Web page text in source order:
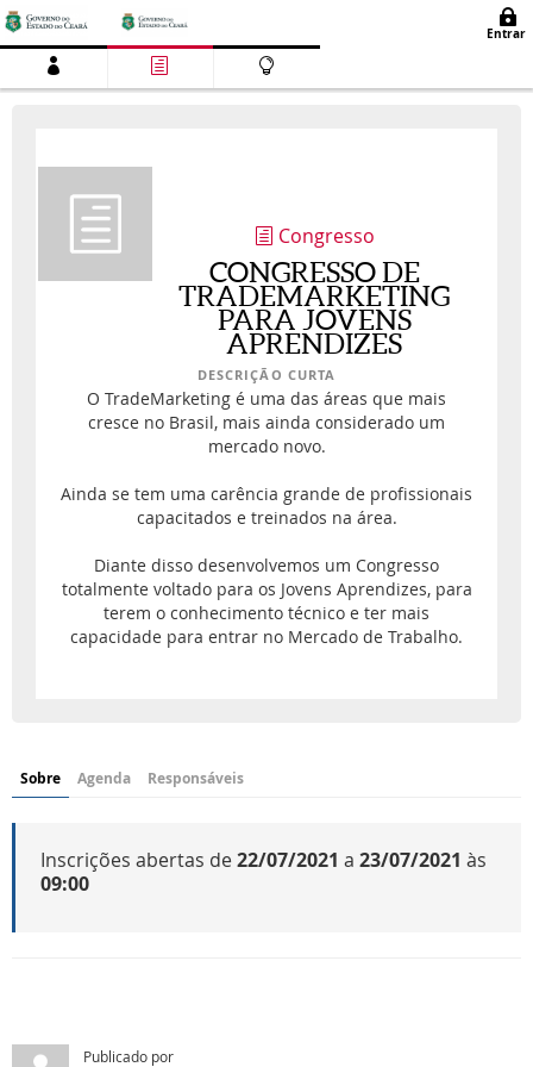
Congresso
CONGRESSO DE
TRADEMARKETING
PARA JOVENS
APRENDIZES
DESCRIÇÃO CURTA
O TradeMarketing é uma das áreas que mais
cresce no Brasil, mais ainda considerado um
mercado novo.
Ainda se tem uma carência grande de profissionais
capacitados e treinados na área.
Diante disso desenvolvemos um Congresso
totalmente voltado para os Jovens Aprendizes, para
terem o conhecimento técnico e ter mais
capacidade para entrar no Mercado de Trabalho.
Sobre Agenda Responsáveis
Inscrições abertas de22/07/2021 a23/07/2021 às
09:00
Publicado por